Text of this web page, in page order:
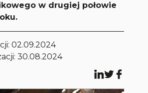
w drugiej połowie
02.09.2024
30.08.2024